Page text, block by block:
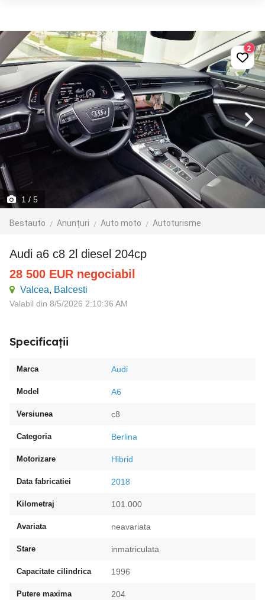
1 / 5
Bestauto Anunțuri Auto moto Autoturisme
2
Audi a6 c8 2l diesel 204cp
28 500 EUR negociabil
Valcea, Balcesti
Valabil din 8/5/2026 2:10:36 AM
Specificații
Marca Audi
Model A6
Versiunea c8
Categoria Berlina
Motorizare Hibrid
Data fabricatiei 2018
Kilometraj 101.000
Avariata neavariata
Stare inmatriculata
Capacitate cilindrica 1996
Putere maxima 204